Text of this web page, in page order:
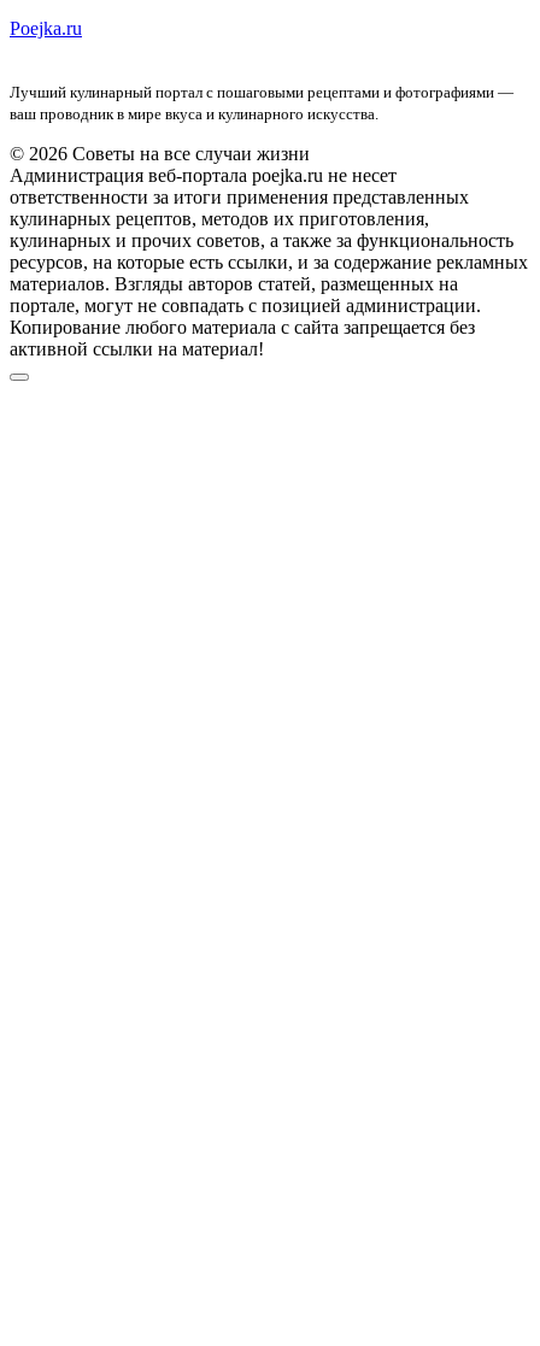
Poejka.ru
Лучший кулинарный портал с пошаговыми рецептами и фотографиями —
ваш проводник в мире вкуса и кулинарного искусства.
© 2026 Советы на все случаи жизни
Администрация веб-портала poejka.ru не несет
ответственности за итоги применения представленных
кулинарных рецептов, методов их приготовления,
кулинарных и прочих советов, а также за функциональность
ресурсов, на которые есть ссылки, и за содержание рекламных
материалов. Взгляды авторов статей, размещенных на
портале, могут не совпадать с позицией администрации.
Копирование любого материала с сайта запрещается без
активной ссылки на материал!